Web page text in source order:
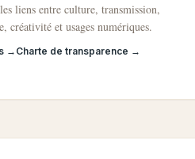
liens entre culture, transmission,
créativité et usages numériques.
→ Charte de transparence →